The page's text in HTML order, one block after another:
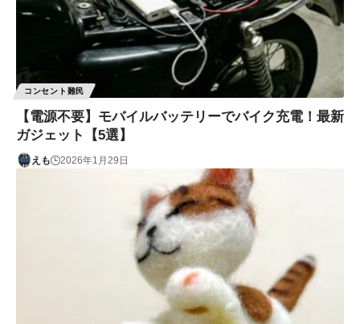
コンセント難民
【電源不要】モバイルバッテリーでバイク充電！最新
ガジェット【5選】
えも 2026年1月29日